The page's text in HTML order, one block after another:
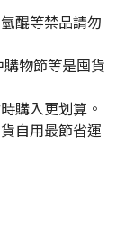
醌等禁品請勿
購物節等是囤貨
購入更划算。
自用最節省運